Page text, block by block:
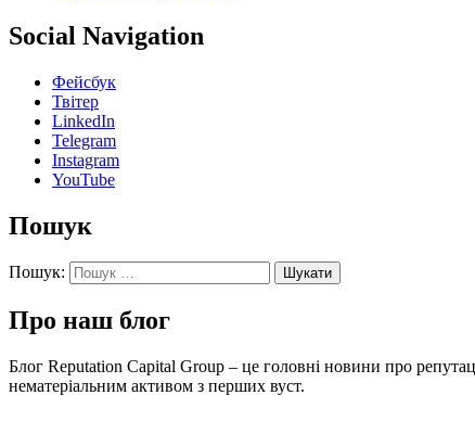
Social Navigation
Фейсбук
Твітер
LinkedIn
Telegram
Instagram
YouTube
Пошук
Пошук:
Про наш блог
Блог Reputation Capital Group – це головні новини про
нематеріальним активом з перших вуст.